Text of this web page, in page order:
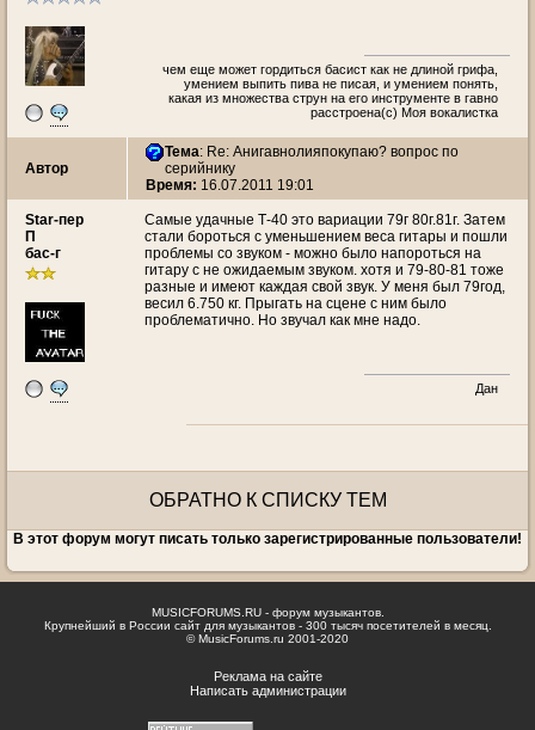
чем еще может гордиться басист как не длиной грифа,
умением выпить пива не писая, и умением понять,
какая из множества струн на его инструменте в гавно
расстроена(с) Моя вокалистка
Автор
Тема: Re: Анигавнолияпокупаю? вопрос по
серийнику
Время: 16.07.2011 19:01
Star-пер
П
бас-г
Самые удачные Т-40 это вариации 79г 80г.81г. Затем
стали бороться с уменьшением веса гитары и пошли
проблемы со звуком - можно было напороться на
гитару с не ожидаемым звуком. хотя и 79-80-81 тоже
разные и имеют каждая свой звук. У меня был 79год,
весил 6.750 кг. Прыгать на сцене с ним было
проблематично. Но звучал как мне надо.
Дан
ОБРАТНО К СПИСКУ ТЕМ
В этот форум могут писать только зарегистрированные пользователи!
MUSICFORUMS.RU - форум музыкантов.
Крупнейший в России сайт для музыкантов - 300 тысяч посетителей в месяц.
© MusicForums.ru 2001-2020
Реклама на сайте
Написать администрации